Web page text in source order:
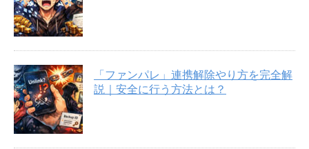
「ファンパレ」連携解除やり方を完全解
説｜安全に行う方法とは？